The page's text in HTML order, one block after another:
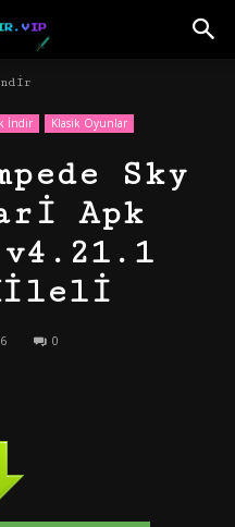
İndir Klasik Oyunlar
Sky
Apk
0